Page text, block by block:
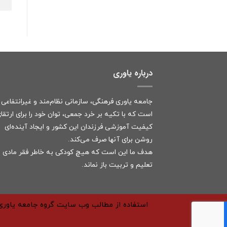
درباره یاوری
جامعه یاوری فرهنگی، سازمانی نظام‌مند و غیرانتفاعی
است که با تکیه بر خرد جمعی، توان خود را برای
کیفیت آموزشی فرزندان این کشور و ایجاد آینده‌ای
روشن برای آنها صرف می‌کند.
هدف ما این است که هیچ کودکی به خاطر فقر مادی
تعلیم و تربیت باز نماند.
استفاده از مطالب وب سایت گروه جامعه